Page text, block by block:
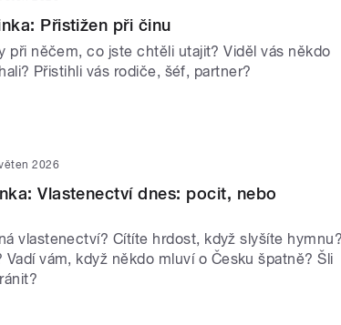
Přistižen při činu
při něčem, co jste chtěli utajit? Viděl vás někdo
Přistihli vás rodiče, šéf, partner?
2026
Vlastenectví dnes: pocit, nebo
vlastenectví? Cítíte hrdost, když slyšíte hymnu?
Vadí vám, když někdo mluví o Česku špatně? Šli